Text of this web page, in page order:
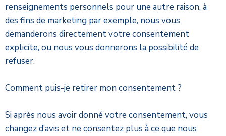
renseignements personnels pour une autre raison, à
des fins de marketing par exemple, nous vous
demanderons directement votre consentement
explicite, ou nous vous donnerons la possibilité de
refuser.
Comment puis-je retirer mon consentement ?
Si après nous avoir donné votre consentement, vous
changez d’avis et ne consentez plus à ce que nous